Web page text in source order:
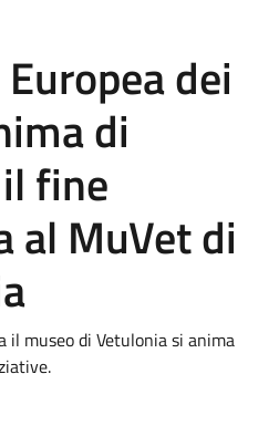
dei
di
fine
al MuVet di
il museo di Vetulonia si anima